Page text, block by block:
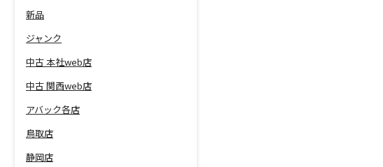
新品
ジャンク
中古 本社web店
中古 関西web店
アバック各店
鳥取店
静岡店